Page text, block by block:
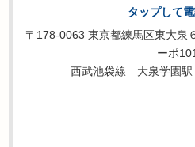
タップして
〒178-0063 東京都練馬区東大泉
ーポ
西武池袋線 大泉学園駅